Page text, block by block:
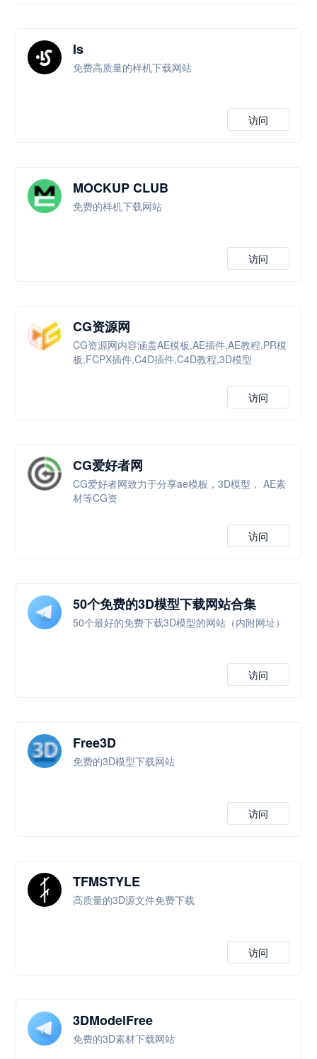
Is
免费高质量的样机下载网站
访问
MOCKUP CLUB
免费的样机下载网站
访问
CG资源网
CG资源网内容涵盖AE模板,AE插件,AE教程,PR模
板,FCPX插件,C4D插件,C4D教程,3D模型
访问
CG爱好者网
CG爱好者网致力于分享ae模板，3D模型， AE素
材等CG资
访问
50个免费的3D模型下载网站合集
50个最好的免费下载3D模型的网站（内附网址）
访问
Free3D
免费的3D模型下载网站
访问
TFMSTYLE
高质量的3D源文件免费下载
访问
3DModelFree
免费的3D素材下载网站